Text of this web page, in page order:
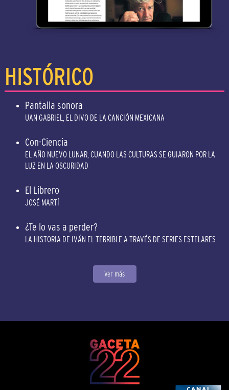
HISTÓRICO
Pantalla sonora
UAN GABRIEL, EL DIVO DE LA CANCIÓN MEXICANA
Con-Ciencia
EL AÑO NUEVO LUNAR, CUANDO LAS CULTURAS SE GUIARON POR LA
LUZ EN LA OSCURIDAD
El Librero
JOSÉ MARTÍ
¿Te lo vas a perder?
LA HISTORIA DE IVÁN EL TERRIBLE A TRAVÉS DE SERIES ESTELARES
Ver más